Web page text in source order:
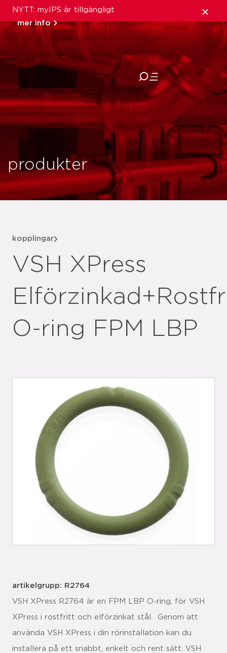
NYTT: myIPS är tillgängligt
mer info
stäng
produkter
kopplingar
VSH XPress
O-ring FPM LBP
artikelgrupp: R2764
VSH XPress R2764 är en FPM LBP O-ring, för VSH
XPress i rostfritt och elförzinkat stål. Genom att
använda VSH XPress i din rörinstallation kan du
installera på ett snabbt, enkelt och rent sätt. VSH